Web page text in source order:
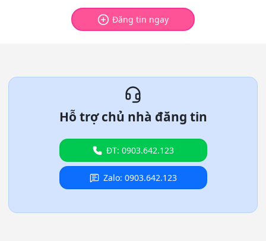
Đăng tin ngay
Hỗ trợ chủ nhà đăng tin
ĐT: 0903.642.123
Zalo: 0903.642.123